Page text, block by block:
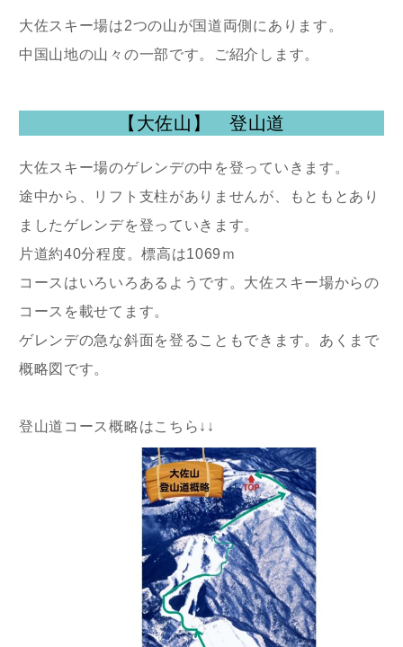
大佐スキー場は2つの山が国道両側にあります。
中国山地の山々の一部です。ご紹介します。
【大佐山】 登山道
大佐スキー場のゲレンデの中を登っていきます。
途中から、リフト支柱がありませんが、もともとあり
ましたゲレンデを登っていきます。
片道約40分程度。標高は1069ｍ
コースはいろいろあるようです。大佐スキー場からの
コースを載せてます。
ゲレンデの急な斜面を登ることもできます。あくまで
概略図です。
登山道コース概略はこちら↓↓